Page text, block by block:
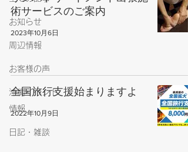
お知らせ
周辺情報
お客様の声
沖縄イベント
情報
日記・雑談
術サービスのご案内
2023年10月6日
全国旅行支援始まりますよ
2022年10月9日